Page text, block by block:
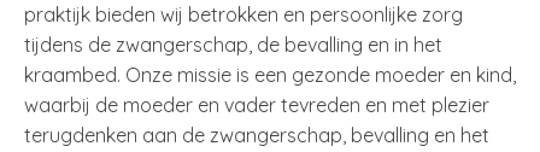
praktijk bieden wij betrokken en persoonlijke zorg
tijdens de zwangerschap, de bevalling en in het
kraambed. Onze missie is een gezonde moeder en kind,
waarbij de moeder en vader tevreden en met plezier
terugdenken aan de zwangerschap, bevalling en het